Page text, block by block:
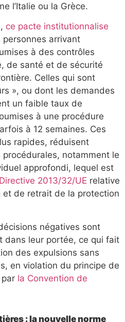
l’Italie ou la Grèce.
ce pacte institutionnalise
personnes arrivant
à des contrôles
de santé et de sécurité
Celles qui sont
», ou dont les demandes
un faible taux de
à une procédure
à 12 semaines. Ces
rapides, réduisent
notamment le
approfondi, lequel est
Directive 2013/32/UE relative
et de retrait de la protection
négatives sont
dans leur portée, ce qui fait
des expulsions sans
en violation du principe de
la Convention de
: la nouvelle norme